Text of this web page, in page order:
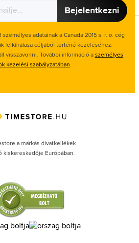
Bejelentkezni
adatainak a Canada 2015 s. r. o. cég
felkínálasa céljából történő kezeléséhez.
visszavonni. További információ aszemélyes
kezelési szabályzatában.
a márkás divatkellékek
kiskereskedője Európában.